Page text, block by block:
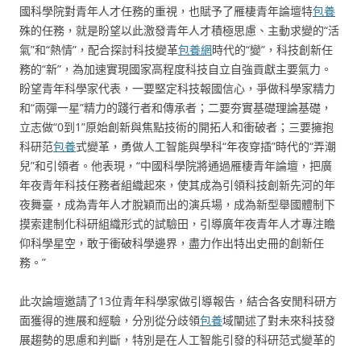
國科學院對青年人才任務的重視，也賦予了雁棲青年論壇特包養
殊的任務，就是盼望以此激發青年人才積極思慮、主動求變的“活
氣”和“熱情”，配合探討科技變革包養網時代的“變”，科技創新任
務的“新”，為加速實現國家高程度科技自立自強貢獻主要氣力。
盼望青年科學家代表，一要堅定科技報國信心，爭做科學家精力
和“兩彈一星”精力的踐行者和傳承者；二要夯實基礎理論基礎，
立志做“0到1”原始創新與焦點技術的開拓人和衝破者；三要擁抱
科研范包養式變革，勇做人工智能與學科“年夜穿插”時代的“弄潮
兒”和引領者。他表現，“中國科學院將通過雁棲青年論壇，把廣
年夜青年科技任務者組織起來，使其成為引領科技創新先河的年
夜舞臺，成為青年人才脫穎而出的演兵場，成為新型舉國體制下
摸索建制化科研組織形式的試驗田，引導廣年夜青年人才專注瞻
仰科學星空，敢于衝破科學邊界，盡力作出特出史冊的創新任
務。”
此次論壇邀請了13位青年科學家做引導報告，結合各安閒科研方
面獲得的進展和經驗，分別從分歧領包養域闡述了對未來科技發
展趨勢的思慮和判斷，特別是在人工智能引發的科研范式變革的